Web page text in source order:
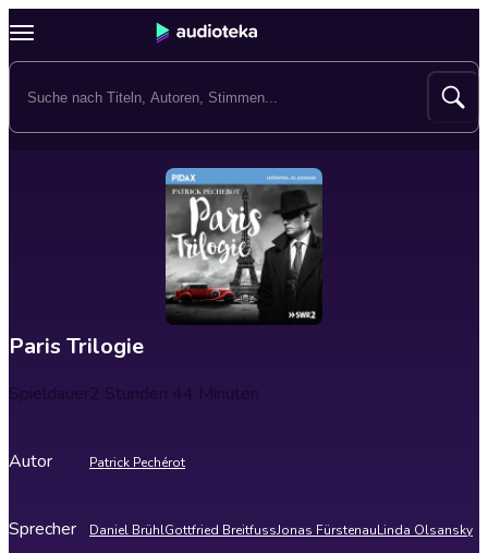
Paris Trilogie
Spieldauer2 Stunden 44 Minuten
Autor Patrick Pechérot
Sprecher Daniel BrühlGottfried BreitfussJonas FürstenauLinda Olsansky